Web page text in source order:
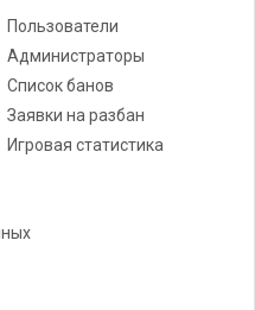
Пользователи
Администраторы
Список банов
Заявки на разбан
Игровая статистика